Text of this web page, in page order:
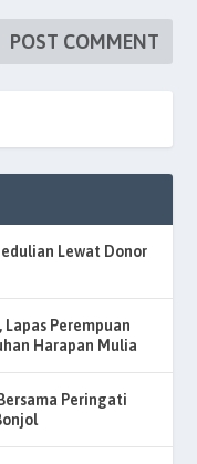
Lewat Donor
Lapas Perempuan
Harapan Mulia
Peringati